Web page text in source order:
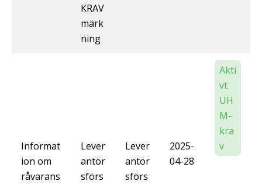
KRAV
märk
ning
Informat
ion om
råvarans
Lever
antör
sförs
Lever
antör
sförs
2025-
04-28
Akti
vt
UH
M-
kra
v